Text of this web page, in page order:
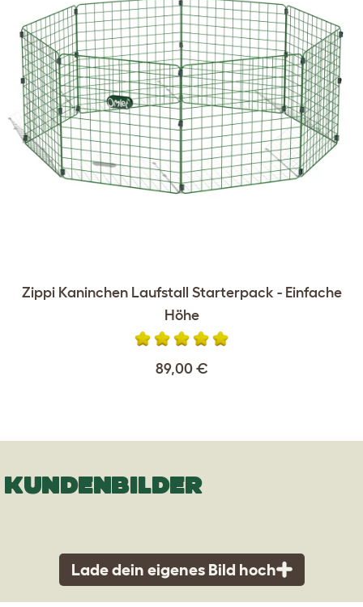
Zippi Kaninchen Laufstall Starterpack - Einfache
Höhe
89,00 €
KUNDENBILDER
Lade dein eigenes Bild hoch